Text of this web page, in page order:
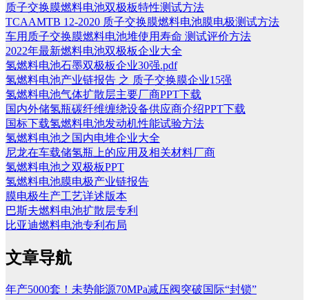
质子交换膜燃料电池双极板特性测试方法
TCAAMTB 12-2020 质子交换膜燃料电池膜电极测试方法
车用质子交换膜燃料电池堆使用寿命 测试评价方法
2022年最新燃料电池双极板企业大全
氢燃料电池石墨双极板企业30强.pdf
氢燃料电池产业链报告 之 质子交换膜企业15强
氢燃料电池气体扩散层主要厂商PPT下载
国内外储氢瓶碳纤维缠绕设备供应商介绍PPT下载
国标下载氢燃料电池发动机性能试验方法
氢燃料电池之国内电堆企业大全
尼龙在车载储氢瓶上的应用及相关材料厂商
氢燃料电池之双极板PPT
氢燃料电池膜电极产业链报告
膜电极生产工艺详述版本
巴斯夫燃料电池扩散层专利
比亚迪燃料电池专利布局
文章导航
年产5000套！未势能源70MPa减压阀突破国际“封锁”